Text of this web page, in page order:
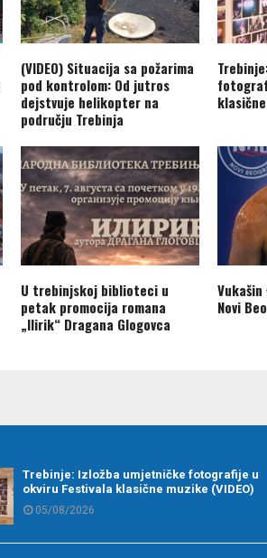
(VIDEO) Situacija sa požarima
pod kontrolom: Od jutros
dejstvuje helikopter na
području Trebinja
U trebinjskoj biblioteci u
petak promocija romana
„Ilirik“ Dragana Glogovca
Novi
Trebinje: Izložba umjetničke fotografije u
okviru Festivala klasične muzike (VIDEO)
05/08/2026